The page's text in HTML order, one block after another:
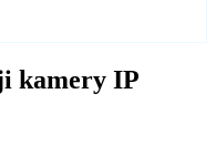
kamery IP